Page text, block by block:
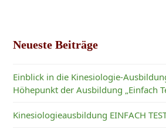
Neueste Beiträge
Einblick in die Kinesiologie-
Höhepunkt der Ausbildung „Einfach
Kinesiologieausbildung EINFACH